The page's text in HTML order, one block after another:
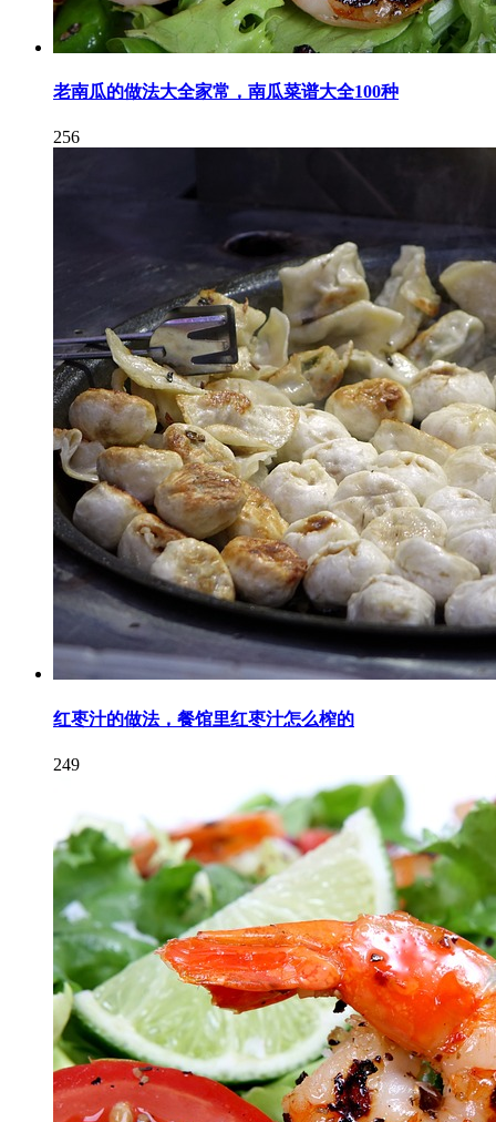
老南瓜的做法大全家常，南瓜菜谱大全100种
256
红枣汁的做法，餐馆里红枣汁怎么榨的
249